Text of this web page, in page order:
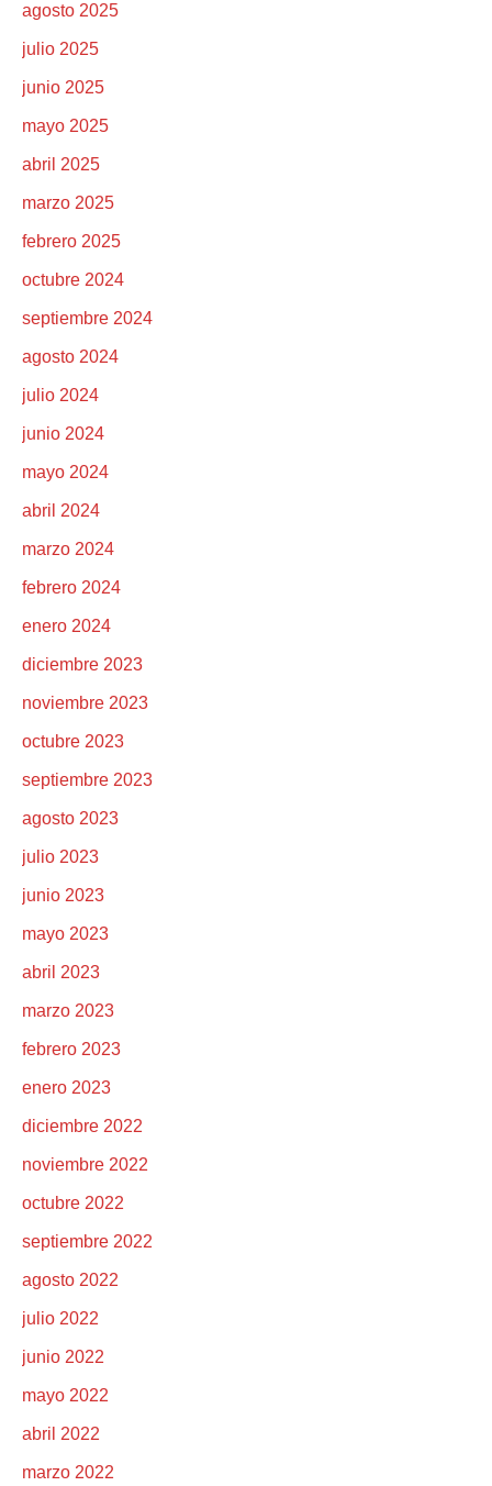
agosto 2025
julio 2025
junio 2025
mayo 2025
abril 2025
marzo 2025
febrero 2025
octubre 2024
septiembre 2024
agosto 2024
julio 2024
junio 2024
mayo 2024
abril 2024
marzo 2024
febrero 2024
enero 2024
diciembre 2023
noviembre 2023
octubre 2023
septiembre 2023
agosto 2023
julio 2023
junio 2023
mayo 2023
abril 2023
marzo 2023
febrero 2023
enero 2023
diciembre 2022
noviembre 2022
octubre 2022
septiembre 2022
agosto 2022
julio 2022
junio 2022
mayo 2022
abril 2022
marzo 2022